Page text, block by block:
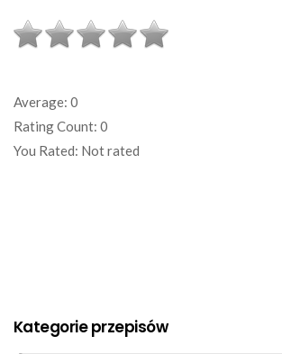
Average: 0
Rating Count: 0
You Rated: Not rated
Kategorie przepisów